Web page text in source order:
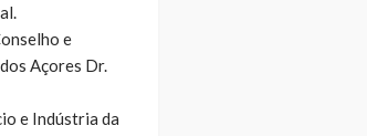
e
Açores Dr.
e Indústria da